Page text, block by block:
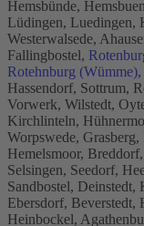
Hemsbünde,
Lüdingen, Luedingen,
Westerwalsede,
Fallingbostel,
Rotehnburg (Wümme),
Hassendorf, Sottrum,
Vorwerk, Wilstedt,
Kirchlinteln,
Worpswede,
Hemelsmoor,
Selsingen, Seedorf,
Sandbostel, Deinstedt,
Ebersdorf, Beverstedt,
Heinbockel,